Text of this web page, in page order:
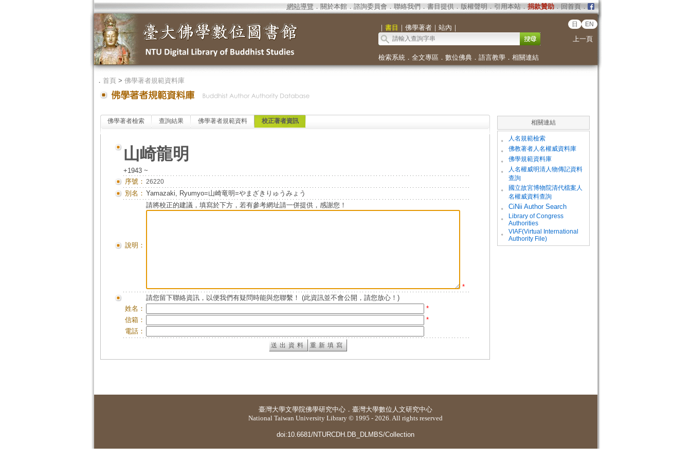
網站導覽 ． 關於本館． 諮詢委員會． 聯絡我們 ． 書目提供． 版權聲明 ． 引用本站． 捐款贊助．回首頁．
｜ 書目 ｜ 佛學著者｜ 站內 ｜ 日 EN
上一頁
檢索系統． 全文專區 ． 數位佛典． 語言教學． 相關連結
． 首頁> 佛學著者規範資料庫
佛學著者檢索 查詢結果 佛學著者規範資料 校正著者資訊
山崎龍明
+1943 ~
序號： 26220
別名： Yamazaki, Ryumyo=山崎竜明=やまざきりゅうみょう
說明：
請將校正的建議，填寫於下方，若有參考網址請一併提供，感謝您！
*
請您留下聯絡資訊，以便我們有疑問時能與您聯繫！ (此資訊並不會公開，請您放心！)
姓名：
*
信箱：
*
電話：
相關連結
。 人名規範檢索
。 佛教著者人名權威資料庫
。 佛學規範資料庫
。
人名權威明清人物傳記資料
查詢
。
國立故宮博物院清代檔案人
名權威資料查詢
。
CiNii Author Search
。
Library of Congress
Authorities
。
VIAF(Virtual International
Authority File)
臺灣大學文學院佛學研究中心 ． 臺灣大學數位人文研究中心
National Taiwan University Library © 1995 - 2026. All rights reserved
doi:10.6681/NTURCDH.DB_DLMBS/Collection